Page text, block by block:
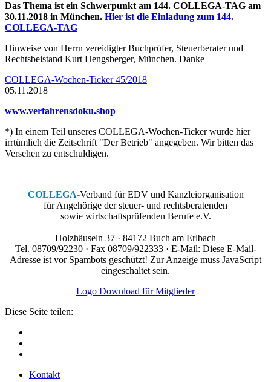
Das Thema ist ein Schwerpunkt am 144. COLLEGA-TAG am
30.11.2018 in München. Hier ist die Einladung zum 144.
COLLEGA-TAG
Hinweise von Herrn vereidigter Buchprüfer, Steuerberater und
Rechtsbeistand Kurt Hengsberger, München. Danke
COLLEGA-Wochen-Ticker 45/2018
05.11.2018
www.verfahrensdoku.shop
*) In einem Teil unseres COLLEGA-Wochen-Ticker wurde hier
irrtümlich die Zeitschrift "Der Betrieb" angegeben. Wir bitten das
Versehen zu entschuldigen.
COLLEGA-Verband für EDV und Kanzleiorganisation
für Angehörige der steuer- und rechtsberatenden
sowie wirtschaftsprüfenden Berufe e.V.
Holzhäuseln 37 · 84172 Buch am Erlbach
Tel. 08709/92230 · Fax 08709/922333 · E-Mail: Diese E-Mail-
Adresse ist vor Spambots geschützt! Zur Anzeige muss JavaScript
eingeschaltet sein.
Logo Download für Mitglieder
Diese Seite teilen:
Kontakt